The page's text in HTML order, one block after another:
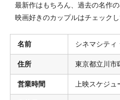
最新作はもちろん、過去の名作
映画好きのカップルはチェックし
名前 シネマシティ
住所 東京都立川市
営業時間 上映スケジ